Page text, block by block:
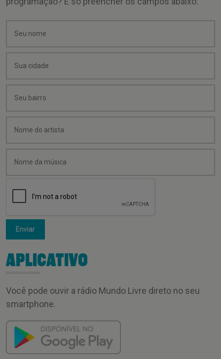
Enviar
APLICATIVO
Você pode ouvir a rádio Mundo Livre direto no seu
smartphone.